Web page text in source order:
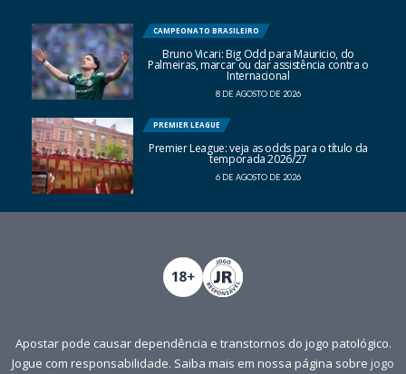
CAMPEONATO BRASILEIRO
Bruno Vicari: Big Odd para Mauricio, do
Palmeiras, marcar ou dar assistência contra o
Internacional
8 DE AGOSTO DE 2026
PREMIER LEAGUE
Premier League: veja as odds para o título da
temporada 2026/27
6 DE AGOSTO DE 2026
Apostar pode causar dependência e transtornos do jogo patológico.
Jogue com responsabilidade. Saiba mais em nossa página sobre jogo